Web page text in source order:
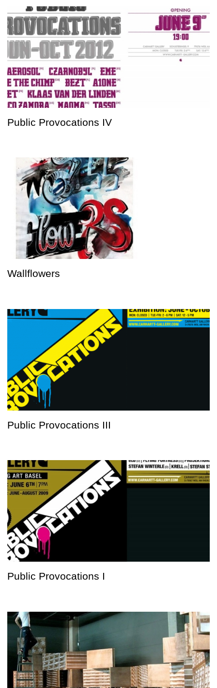
Public Provocations IV
Wallflowers
Public Provocations III
Public Provocations I